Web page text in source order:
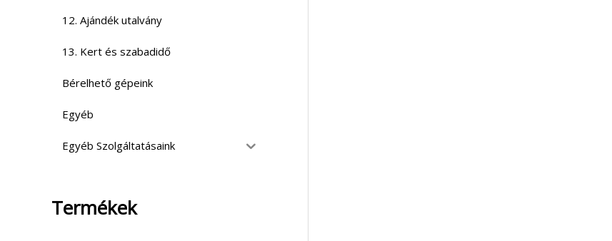
12. Ajándék utalvány
13. Kert és szabadidő
Bérelhető gépeink
Egyéb
Egyéb Szolgáltatásaink
Termékek